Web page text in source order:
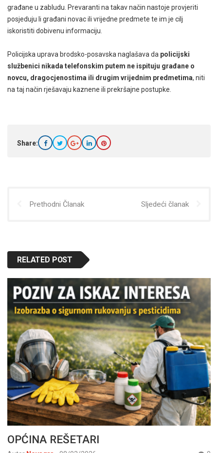
građane u zabludu. Prevaranti na takav način nastoje provjeriti
posjeduju li građani novac ili vrijedne predmete te im je cilj
iskoristiti dobivenu informaciju.
Policijska uprava brodsko-posavska naglašava da policijski
službenici nikada telefonskim putem ne ispituju građane o
novcu, dragocjenostima ili drugim vrijednim predmetima, niti
na taj način rješavaju kaznene ili prekršajne postupke.
Share:
Prethodni Članak Sljedeći članak
RELATED POST
OPĆINA REŠETARI